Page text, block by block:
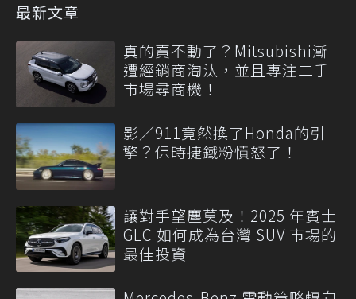
最新文章
真的賣不動了？Mitsubishi漸
遭經銷商淘汰，並且專注二手
市場尋商機！
影／911竟然換了Honda的引
擎？保時捷鐵粉憤怒了！
讓對手望塵莫及！2025 年賓士
GLC 如何成為台灣 SUV 市場的
最佳投資